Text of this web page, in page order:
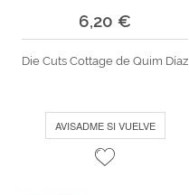
6,20 €
Die Cuts Cottage de Quim Díaz
AVISADME SI VUELVE